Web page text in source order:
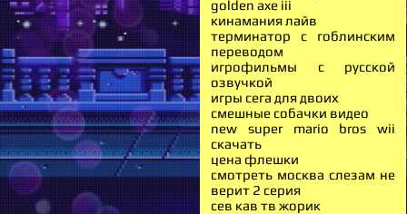
golden axe iii
кинамания лайв
терминатор с гоблинским
переводом
игрофильмы с русской
озвучкой
игры сега для двоих
смешные собачки видео
new super mario bros wii
скачать
цена флешки
смотреть москва слезам не
верит 2 серия
сев кав тв жорик